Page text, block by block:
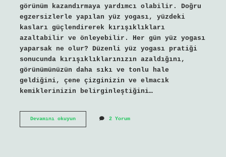
görünüm kazandırmaya yardımcı olabilir. Doğru
egzersizlerle yapılan yüz yogası, yüzdeki
kasları güçlendirerek kırışıklıkları
azaltabilir ve önleyebilir. Her gün yüz yogası
yaparsak ne olur? Düzenli yüz yogası pratiği
sonucunda kırışıklıklarınızın azaldığını,
görünümünüzün daha sıkı ve tonlu hale
geldiğini, çene çizginizin ve elmacık
kemiklerinizin belirginleştiğini…
Devamını okuyunYüz
2 Yorum